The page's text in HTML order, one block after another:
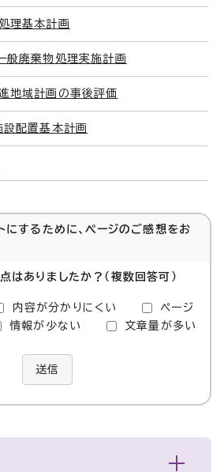
理基本計画
般廃棄物処理実施計画
地域計画の事後評価
設配置基本計画
にするために、ページのご感想をお
はありましたか？（複数回答可）
内容が分かりにくい
ページ
情報が少ない 文章量が多い
送信